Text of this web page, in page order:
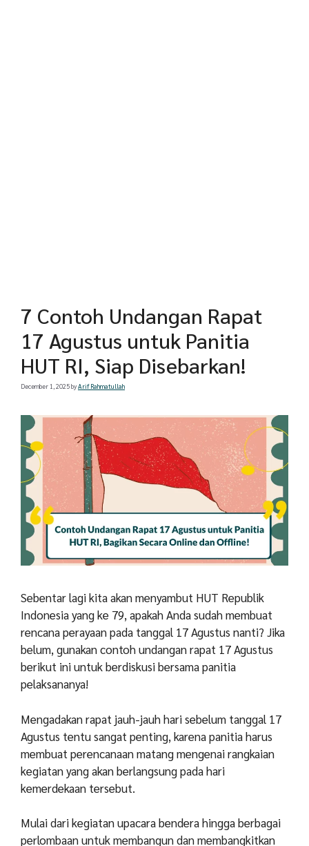
7 Contoh Undangan Rapat
17 Agustus untuk Panitia
HUT RI, Siap Disebarkan!
December 1, 2025byArif Rahmatullah
Sebentar lagi kita akan menyambut HUT Republik
Indonesia yang ke 79, apakah Anda sudah membuat
rencana perayaan pada tanggal 17 Agustus nanti? Jika
belum, gunakan contoh undangan rapat 17 Agustus
berikut ini untuk berdiskusi bersama panitia
pelaksananya!
Mengadakan rapat jauh-jauh hari sebelum tanggal 17
Agustus tentu sangat penting, karena panitia harus
membuat perencanaan matang mengenai rangkaian
kegiatan yang akan berlangsung pada hari
kemerdekaan tersebut.
Mulai dari kegiatan upacara bendera hingga berbagai
perlombaan untuk membangun dan membangkitkan